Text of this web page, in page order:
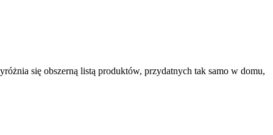
się obszerną listą produktów, przydatnych tak samo w domu,